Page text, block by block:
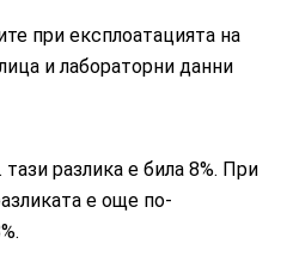
при експлоатацията на
и лабораторни данни
разлика е била 8%. При
е още по-